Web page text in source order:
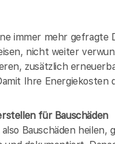
immer mehr gefragte
nicht weiter
zusätzlich
Ihre Energiekosten
für Bauschäden
Bauschäden